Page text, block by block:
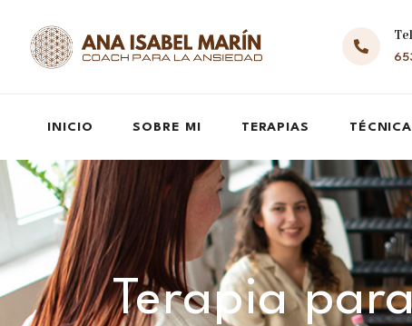
INICIO SOBRE MI TERAPIAS
Terapia